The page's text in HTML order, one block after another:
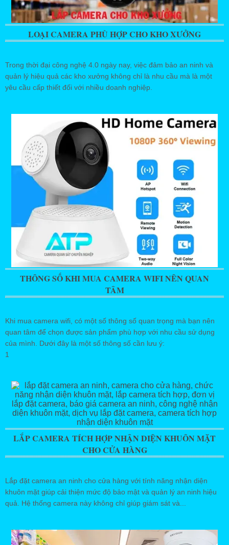
LOẠI CAMERA PHÙ HỢP CHO KHO XƯỞNG
Trong thời đại công nghệ 4.0 ngày nay, việc đảm bảo an ninh và
quản lý hiệu quả các kho xưởng không chỉ là nhu cầu mà là một
yêu cầu cấp thiết đối với nhiều doanh nghiệp.
THÔNG SỐ KHI MUA CAMERA WIFI NÊN QUAN
TÂM
Khi mua camera wifi, có một số thông số quan trọng mà bạn nên
quan tâm để chọn được sản phẩm phù hợp với nhu cầu sử dụng
của mình. Dưới đây là một số thông số cần lưu ý:
1
LẮP CAMERA TÍCH HỢP NHẬN DIỆN KHUÔN MẶT
CHO CỬA HÀNG
Lắp đặt camera an ninh cho cửa hàng với tính năng nhận diện
khuôn mặt giúp cải thiện mức độ bảo mật và quản lý an ninh hiệu
quả. Hệ thống camera này không chỉ giúp giám sát và...